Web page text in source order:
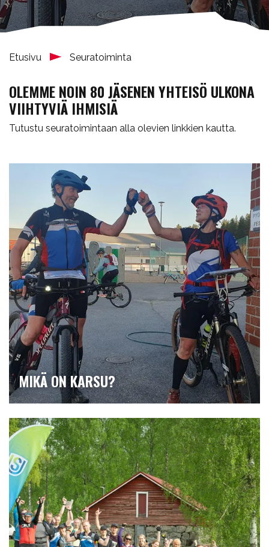
Etusivu Seuratoiminta
OLEMME NOIN 80 JÄSENEN YHTEISÖ ULKONA
VIIHTYVIÄ IHMISIÄ
Tutustu seuratoimintaan alla olevien linkkien kautta.
MIKÄ ON KARSU?